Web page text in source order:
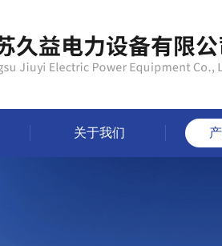
关于我们